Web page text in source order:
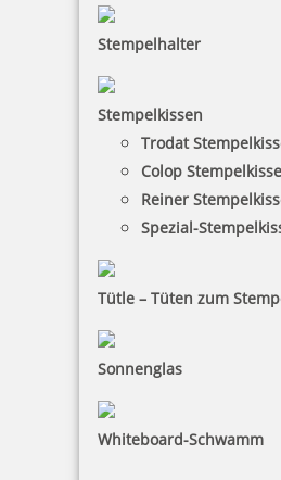
Stempelhalter
Stempelkissen
Trodat
Colop
Reiner
Spezial-
Tütle – Tüten zum
Sonnenglas
Whiteboard-Schwamm
HINWEISE
Versandinformationen
Zahlungsbedingungen
Bestellhinweise
INFORMATIONEN
Impressum